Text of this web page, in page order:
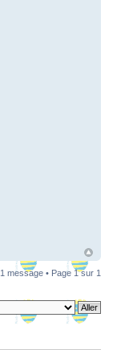
1 message • Page 1sur 1